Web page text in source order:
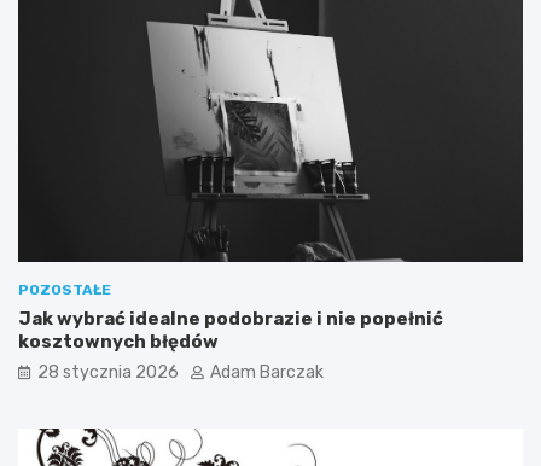
POZOSTAŁE
Jak wybrać idealne podobrazie i nie popełnić
kosztownych błędów
28 stycznia 2026 Adam Barczak